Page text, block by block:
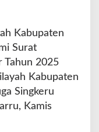
Kabupaten
Surat
Tahun 2025
Kabupaten
Singkeru
Kamis